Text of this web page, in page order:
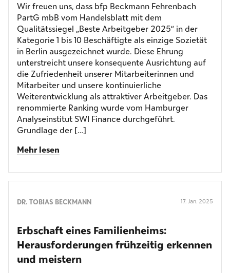
Wir freuen uns, dass bfp Beckmann Fehrenbach
PartG mbB vom Handelsblatt mit dem
Qualitätssiegel „Beste Arbeitgeber 2025“ in der
Kategorie 1 bis 10 Beschäftigte als einzige Sozietät
in Berlin ausgezeichnet wurde. Diese Ehrung
unterstreicht unsere konsequente Ausrichtung auf
die Zufriedenheit unserer Mitarbeiterinnen und
Mitarbeiter und unsere kontinuierliche
Weiterentwicklung als attraktiver Arbeitgeber. Das
renommierte Ranking wurde vom Hamburger
Analyseinstitut SWI Finance durchgeführt.
Grundlage der […]
Mehr lesen
DR. TOBIAS BECKMANN 17. Jan. 2025
Erbschaft eines Familienheims:
Herausforderungen frühzeitig erkennen
und meistern